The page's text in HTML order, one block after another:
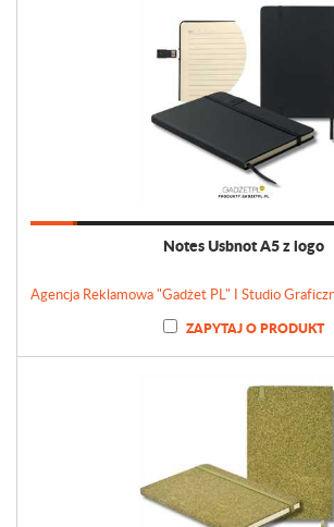
Notes Usbnot A5 z logo
ZAPYTAJ O PRODUKT